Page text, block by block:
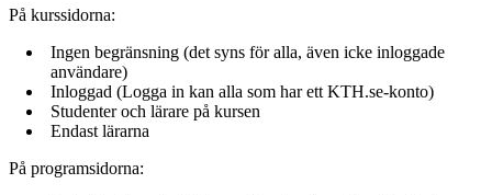
På kurssidorna:
Ingen begränsning (det syns för alla, även icke inloggade
användare)
Inloggad (Logga in kan alla som har ett KTH.se-konto)
Studenter och lärare på kursen
Endast lärarna
På programsidorna: